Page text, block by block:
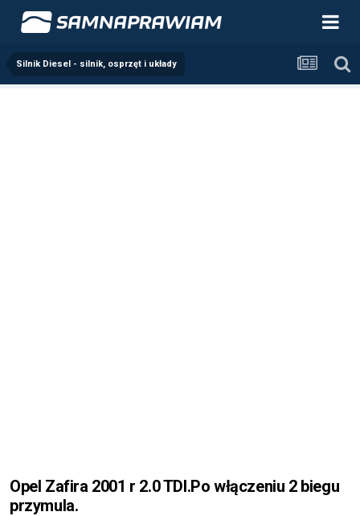
Silnik Diesel - silnik, osprzęt i układy
Opel Zafira 2001 r 2.0 TDI.Po włączeniu 2 biegu
przymula.